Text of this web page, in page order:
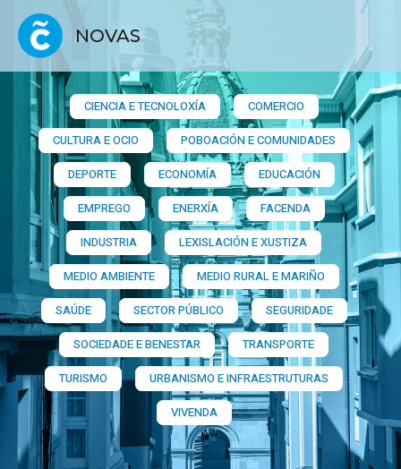
NOVAS
CIENCIA E TECNOLOXÍA
COMERCIO
CULTURA E OCIO
POBOACIÓN E COMUNIDADES
DEPORTE
ECONOMÍA
EDUCACIÓN
EMPREGO
ENERXÍA
FACENDA
INDUSTRIA
LEXISLACIÓN E XUSTIZA
MEDIO AMBIENTE
MEDIO RURAL E MARIÑO
SAÚDE
SECTOR PÚBLICO
SEGURIDADE
SOCIEDADE E BENESTAR
TRANSPORTE
TURISMO
URBANISMO E INFRAESTRUTURAS
VIVENDA